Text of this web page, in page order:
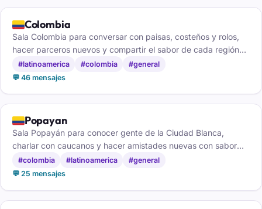
🇨🇴Colombia
Sala Colombia para conversar con paisas, costeños y rolos,
hacer parceros nuevos y compartir el sabor de cada región
del país.
#latinoamerica #colombia
#general
💬 46 mensajes
🇨🇴Popayan
Sala Popayán para conocer gente de la Ciudad Blanca,
charlar con caucanos y hacer amistades nuevas con sabor
del sur de Colombia.
#colombia #latinoamerica
#general
💬 25 mensajes